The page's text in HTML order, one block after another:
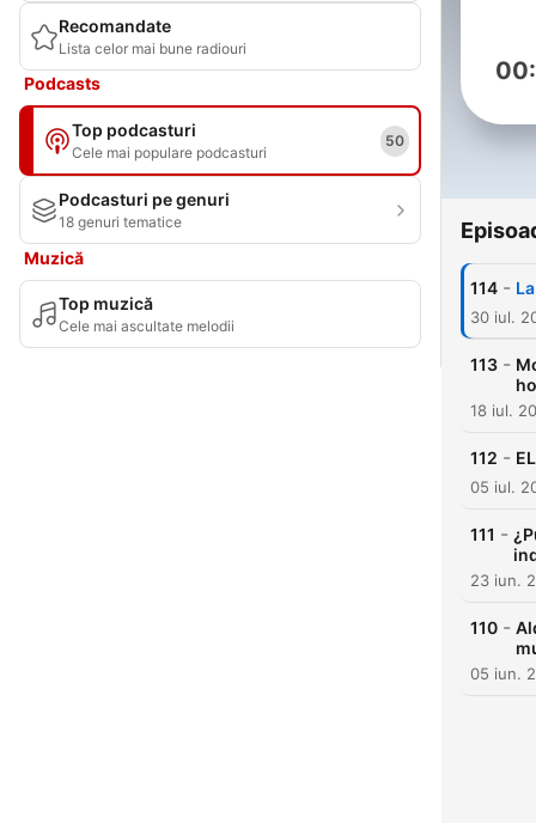
Recomandate
Lista celor mai bune radiouri
Podcasts
Top podcasturi
Cele mai populare podcasturi
50
Podcasturi pe genuri
18 genuri tematice
Muzică
Top muzică
Cele mai ascultate melodii
114 -
30 iul.
113 -
18 iul.
112 -
05 iul.
111 -
23 iun.
110 -
05 iun.